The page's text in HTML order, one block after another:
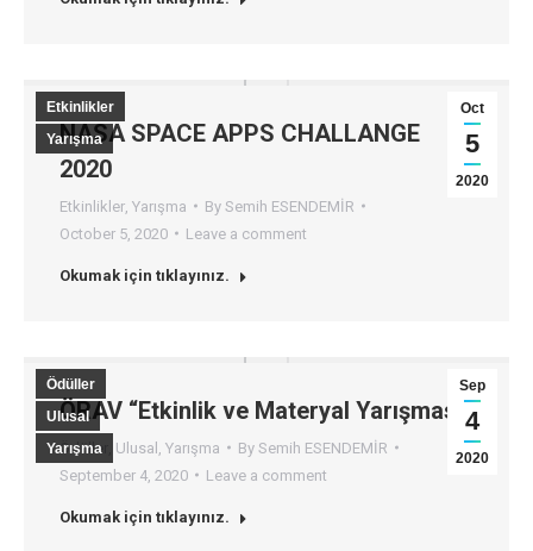
Oct
5
2020
Etkinlikler
Yarışma
NASA SPACE APPS CHALLANGE
2020
Etkinlikler Yarışma By Semih ESENDEMİR
October 5, 2020
Leave a comment
Okumak için tıklayınız.
Sep
4
2020
Ödüller
Ulusal
Yarışma
ÖRAV “Etkinlik ve Materyal Yarışması”
Ödüller Ulusal Yarışma By Semih ESENDEMİR
September 4, 2020
Leave a comment
Okumak için tıklayınız.